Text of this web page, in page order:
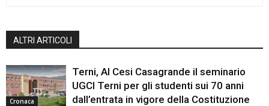
ALTRI ARTICOLI
Cronaca
Terni, Al Cesi Casagrande il seminario
UGCI Terni per gli studenti sui 70 anni
dall’entrata in vigore della Costituzione